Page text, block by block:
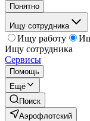
Понятно
Ищу сотрудника
Ищу работу
Ищу сотрудника
Сервисы
Помощь
Ещё
Поиск
Аэрофлотский